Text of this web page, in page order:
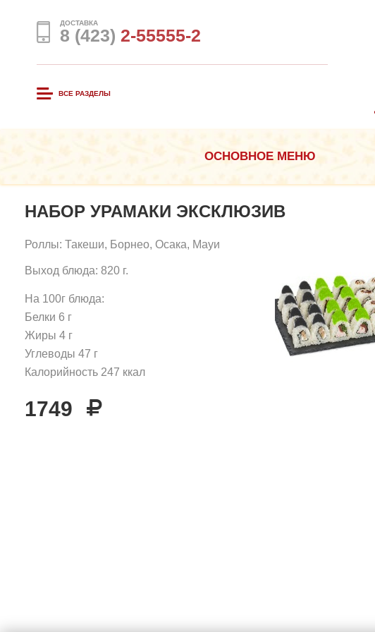
ДОСТАВКА
8 (423) 2-55555-2
ВСЕ РАЗДЕЛЫ
ОСНОВНОЕ МЕНЮ
НАБОР УРАМАКИ ЭКСКЛЮЗИВ
Роллы: Такеши, Борнео, Осака, Мауи
Выход блюда: 820 г.
На 100г блюда:
Белки 6 г
Жиры 4 г
Углеводы 47 г
Калорийность 247 ккал
1749